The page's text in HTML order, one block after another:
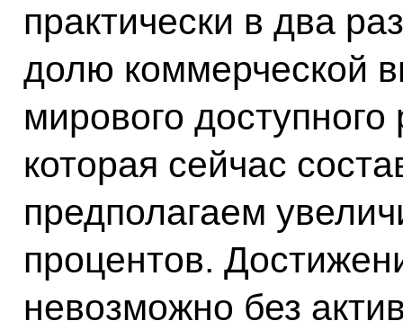
практически в два
долю коммерческой
мирового доступного
которая сейчас
предполагаем
процентов.
невозможно без